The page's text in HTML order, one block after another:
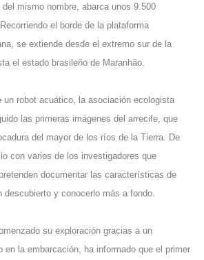
mismo nombre, abarca unos 9.500
el borde de la plataforma
se extiende desde el extremo sur de la
el estado brasileño de Maranhão.
un robot acuático, la asociación ecologista
las primeras imágenes del arrecife, que
del mayor de los ríos de la Tierra. De
con varios de los investigadores que
documentar las características de
y conocerlo más a fondo.
su exploración gracias a un
en la embarcación, ha informado que el primer